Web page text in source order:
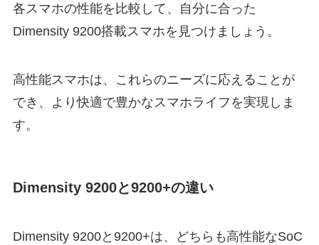
各スマホの性能を比較して、自分に合った
Dimensity 9200搭載スマホを見つけましょう。
高性能スマホは、これらのニーズに応えることが
でき、より快適で豊かなスマホライフを実現しま
す。
Dimensity 9200と9200+の違い
Dimensity 9200と9200+は、どちらも高性能なSoC